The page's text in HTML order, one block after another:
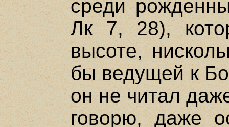
среди
Лк 7, 28),
высоте,
бы ведущей к
он не читал
говорю, даже